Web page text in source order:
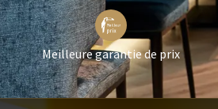
Meilleure garantie de prix